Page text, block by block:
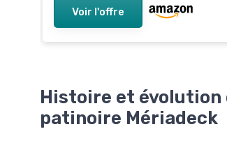
Voir l'offre
Histoire et évolution
patinoire Mériadeck